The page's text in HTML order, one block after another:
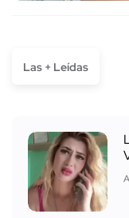
Las + Leídas